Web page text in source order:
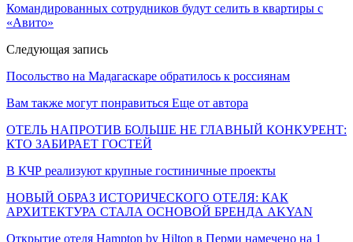
Командированных сотрудников будут селить в квартиры с
«Авито»
Следующая запись
Посольство на Мадагаскаре обратилось к россиянам
Вам также могут понравиться Еще от автора
ОТЕЛЬ НАПРОТИВ БОЛЬШЕ НЕ ГЛАВНЫЙ КОНКУРЕНТ:
КТО ЗАБИРАЕТ ГОСТЕЙ
В КЧР реализуют крупные гостиничные проекты
НОВЫЙ ОБРАЗ ИСТОРИЧЕСКОГО ОТЕЛЯ: КАК
АРХИТЕКТУРА СТАЛА ОСНОВОЙ БРЕНДА AKYAN
Открытие отеля Hampton by Hilton в Перми намечено на 1